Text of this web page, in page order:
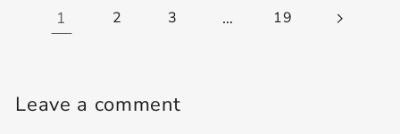
1 2 3 … 19
Leave a comment